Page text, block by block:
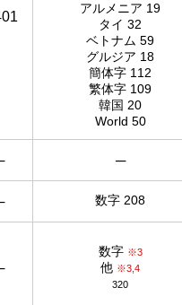
アルメニア 19
タイ 32
ベトナム 59
グルジア 18
簡体字 112
繁体字 109
韓国 20
World 50
─
数字 208
数字 ※3
他 ※3,4
320